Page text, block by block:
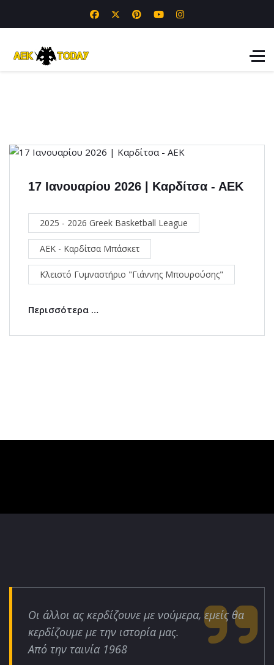
17 Ιανουαρίου 2026 | Καρδίτσα - ΑΕΚ
2025 - 2026 Greek Basketball League
ΑΕΚ - Καρδίτσα Μπάσκετ
Κλειστό Γυμναστήριο "Γιάννης Μπουρούσης"
Περισσότερα …
Οι άλλοι ας κερδίζουνε με νούμερα, εμείς θα
κερδίζουμε με την ιστορία μας.
Από την ταινία 1968